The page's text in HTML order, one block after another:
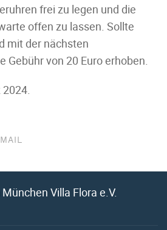
frei zu legen und die
offen zu lassen. Sollte
mit der nächsten
Gebühr von 20 Euro erhoben.
2024.
Villa Flora e.V.